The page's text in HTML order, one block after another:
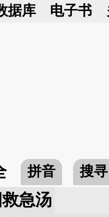
据库 电子书
拼音 搜寻
救急汤